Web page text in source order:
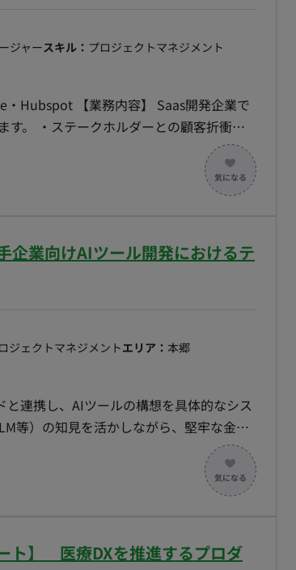
ンの導入と最適化を推進。 - デプロイメ
現し、開発サイクル全体の高速化に貢
ムマネジメント - シス
ど）の採用、育成、リーダーシップ。 -
ンクショナルなコラボレーションの促
サービスパートナーなど）、サードパー
ライヤーなど）との契約交渉および関係
、Slackなどの従業員向けコラボレー
入、展開、最適化、および運用をリー
PC、タブレット、スマートフォンなど
、セキュリティ対策、およびMDM
の運用を統括。 - EUCに
理体制を構築し、効率的な運用を実現。
ーネット回線、LAN環境の企画、設計、
ジャースキル： プロジェクトマネジメント
Saas開発企業で
折衝・
管理 ・キックオフ等のミーティング, ファ
業向けAIツール開発におけるテ
ジェクトマネジメントエリア： 本郷
連携し、AIツールの構想を具体的なシス
等）の知見を活かしながら、堅牢な金融
技術の要となっていただきます。 ■ 業
けAIソリューションの開発において、以下
ステム要件への落とし込み ・技術選定およ
量：週5日 ・ リモート稼働：一部リモート
ト】 医療DXを推進するプロダ